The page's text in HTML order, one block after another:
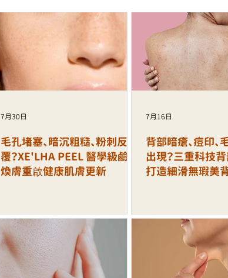
毛孔堵塞、暗沉粗糙、粉刺反
覆？XE'LHA PEEL 醫學級鹼性
煥膚重啟健康肌膚更新
7月30日
背部暗瘡、痘印、
出現？三重科技背
打造細滑無瑕美
7月16日